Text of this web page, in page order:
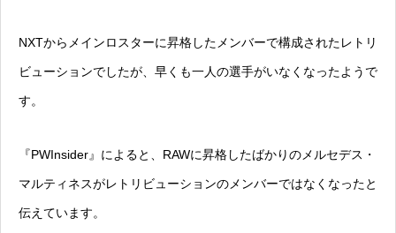
NXTからメインロスターに昇格したメンバーで構成されたレトリ
ビューションでしたが、早くも一人の選手がいなくなったようで
す。
『PWInsider』によると、RAWに昇格したばかりのメルセデス・
マルティネスがレトリビューションのメンバーではなくなったと
伝えています。